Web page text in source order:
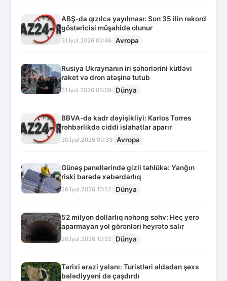
ABŞ-da qızılca yayılması: Son 35 ilin rekord
göstəricisi müşahidə olunur
31.İyul.2026 05:46 Avropa
Rusiya Ukraynanın iri şəhərlərini kütləvi
raket və dron atəşinə tutub
31.İyul.2026 03:09 Dünya
BBVA-da kadr dəyişikliyi: Karlos Torres
rəhbərlikdə ciddi islahatlar aparır
30.İyul.2026 09:33 Avropa
Günəş panellərində gizli təhlükə: Yanğın
riski barədə xəbərdarlıq
26.İyul.2026 10:52 Dünya
52 milyon dollarlıq nəhəng səhv: Heç yerə
aparmayan yol görənləri heyrətə salır
26.İyul.2026 10:52 Dünya
Tarixi ərazi yalanı: Turistləri aldadan şəxs
bələdiyyəni də çaşdırdı